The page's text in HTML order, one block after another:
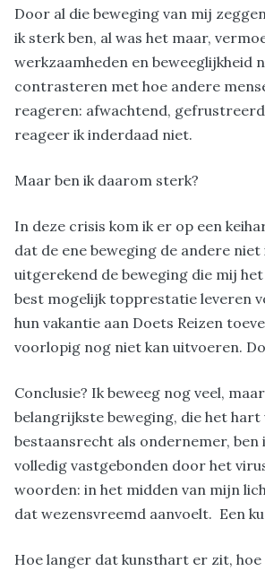
Door al die beweging van mij
ik sterk ben, al was het maar,
werkzaamheden en beweeglijkheid
contrasteren met hoe andere
reageren: afwachtend,
reageer ik inderdaad niet.
Maar ben ik daarom sterk?
In deze crisis kom ik er op een
dat de ene beweging de andere niet
uitgerekend de beweging die mij
best mogelijk topprestatie leveren
hun vakantie aan Doets Reizen
voorlopig nog niet kan uitvoeren.
Conclusie? Ik beweeg nog veel,
belangrijkste beweging, die het
bestaansrecht als ondernemer, ben
volledig vastgebonden door het
woorden: in het midden van mijn
dat wezensvreemd aanvoelt. Een
Hoe langer dat kunsthart er zit, hoe